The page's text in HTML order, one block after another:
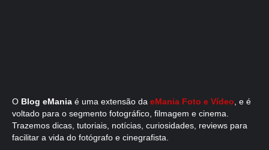
O Blog eMania é uma extensão da eMania Foto e Vídeo , e é
voltado para o segmento fotográfico, filmagem e cinema.
Trazemos dicas, tutoriais, notícias, curiosidades, reviews para
facilitar a vida do fotógrafo e cinegrafista.